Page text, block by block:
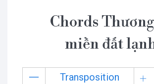
Chords
miền đất
Transposition